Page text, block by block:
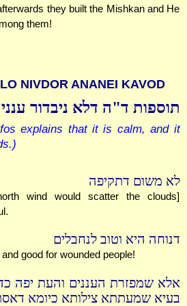
they built the Mishkan and He
them!
NIVDOR ANANEI KAVOD
תוספות ד"ה דלא ניבדור
explains that it is calm, and it
לא משום דתקיפה
wind would scatter the clouds]
דנוחה היא וטוב לנחבלים
good for wounded people!
אלא שמפזרת העננים והעת יפה
בעיא שמעתתא צילותא כיומא